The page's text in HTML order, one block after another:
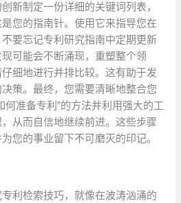
新制定一份详细的关键词列表，
您的指南针。使用它来指导您在
要忘记专利研究指南中定期更新
可能会不断涌现，重塑整个领
细地进行并排比较。这有助于发
策。最终，您需要清晰地整合您
何准备专利”的方法并利用强大的工
从而自信地继续前进。这些步骤
您的事业留下不可磨灭的印记。
利检索技巧，就像在波涛汹涌的